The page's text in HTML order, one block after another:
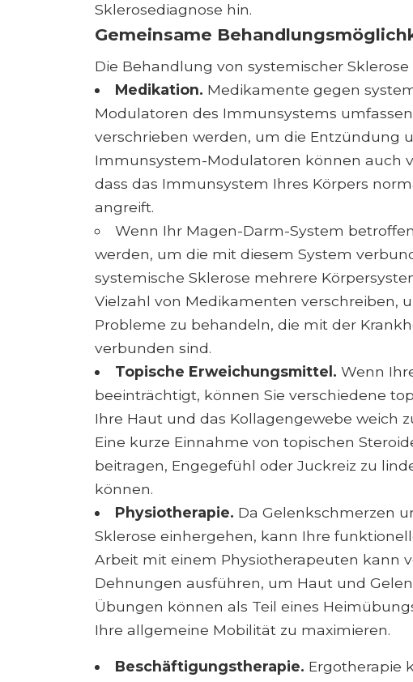
Sklerosediagnose hin.
Gemeinsame
Die Behandlung von systemischer
Medikation. Medikamente gegen
Modulatoren des Immunsystems
verschrieben werden, um die Entzündung
Immunsystem-Modulatoren können auch
dass das Immunsystem Ihres Körpers
angreift.
Wenn Ihr Magen-Darm-System
werden, um die mit diesem System
systemische Sklerose mehrere
Vielzahl von Medikamenten verschreiben,
Probleme zu behandeln, die mit der
verbunden sind.
Topische Erweichungsmittel. Wenn
beeinträchtigt, können Sie verschiedene
Ihre Haut und das Kollagengewebe weich
Eine kurze Einnahme von topischen
beitragen, Engegefühl oder Juckreiz zu
können.
Physiotherapie. Da Gelenkschmerzen
Sklerose einhergehen, kann Ihre
Arbeit mit einem Physiotherapeuten kann
Dehnungen ausführen, um Haut und
Übungen können als Teil eines
Ihre allgemeine Mobilität zu maximieren.
Beschäftigungstherapie. Ergotherapie